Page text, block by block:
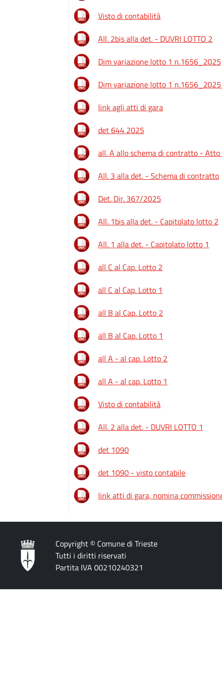
Visto di contabilità
All. 2bis alla det. - DUVRI LOTTO 2
Dim variazione lotto 1 n.1656_2025
Dim variazione lotto 1
link agli atti di gara
det 644 2025
all. A allo schema di contratto -
All. 3 alla det. - Schema di contratto
Det. Dir. 367/2025
All. 1bis alla det. - Capitolato lotto 2
All. 1 alla det. - Capitolato lotto 1
all C al Cap. Lotto 2
all C al Cap. Lotto 1
all B al Cap. Lotto 2
all B al Cap. Lotto 1
all A - al cap. Lotto 2
all A - al cap. Lotto 1
Visto di contabilità
All. 2 alla det. - DUVRI LOTTO 1
det 1090
det 1090 - visto contabile
link atti di gara, nomina
Copyright © Comune di Trieste
Tutti i diritti riservati
Partita IVA 00210240321